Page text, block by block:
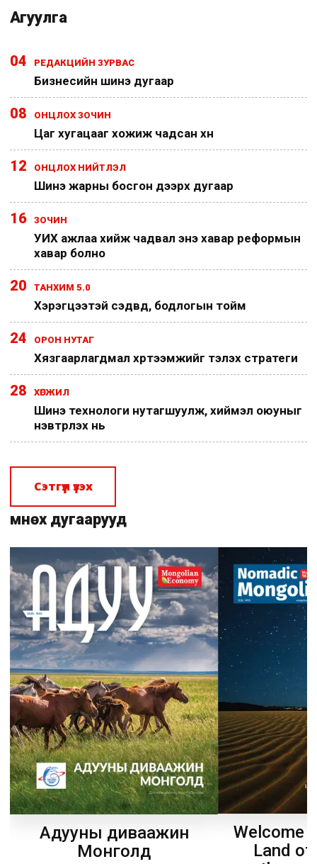
Агуулга
04 РЕДАКЦИЙН ЗУРВАС
Бизнесийн шинэ дугаар
08 ОНЦЛОХ ЗОЧИН
Цаг хугацааг хожиж чадсан хүн
12 ОНЦЛОХ НИЙТЛЭЛ
Шинэ жарны босгон дээрх дугаар
16 ЗОЧИН
УИХ ажлаа хийж чадвал энэ хавар реформын
хавар болно
20 ТАНХИМ 5.0
Хэрэгцээтэй сэдвүүд, бодлогын тойм
24 ОРОН НУТАГ
Хязгаарлагдмал хүртээмжийг тэлэх стратеги
28 ХӨГЖИЛ
Шинэ технологи нутагшуулж, хиймэл оюуныг
нэвтрүүлэх нь
Сэтгүүл үзэх
Өмнөх дугаарууд
Адууны диваажин
Монголд
Welcome
Land of